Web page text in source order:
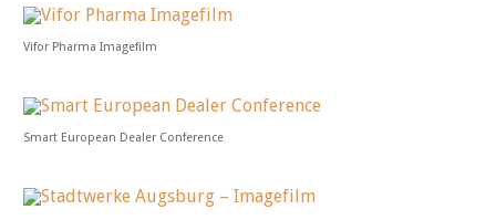
Vifor Pharma Imagefilm
Smart European Dealer Conference